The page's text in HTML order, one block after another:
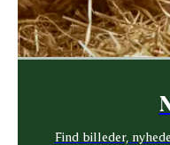
Find billeder,